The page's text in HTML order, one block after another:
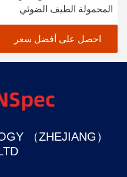
المحمولة الطيف الضوئي
الماسح الضوئي طلاء
السيارات
احصل على أفضل سعر
（ZHEJIANG）